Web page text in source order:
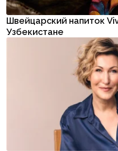
Швейцарский напиток
Узбекистане